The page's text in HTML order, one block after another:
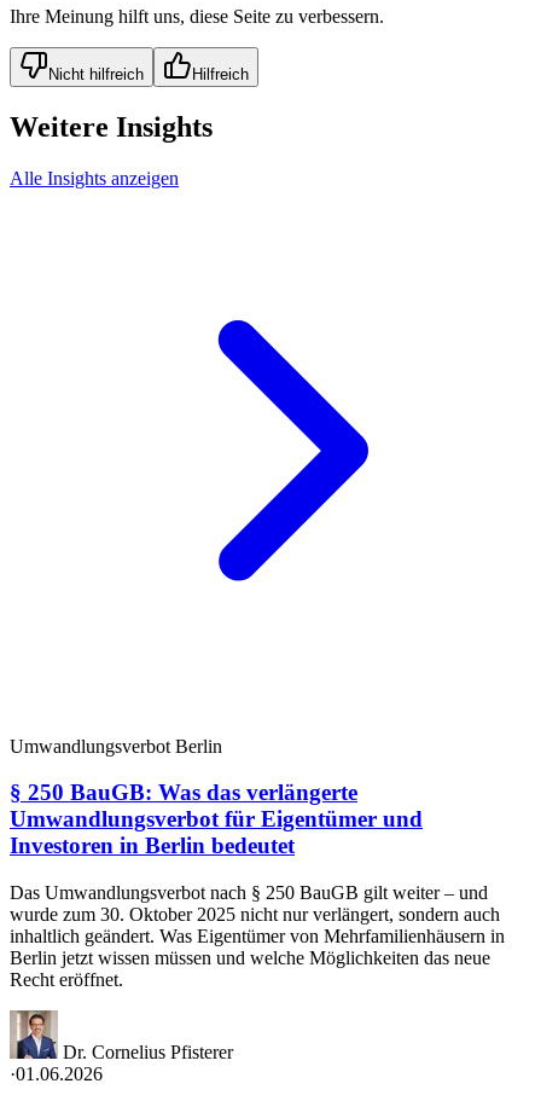
Ihre Meinung hilft uns, diese Seite zu verbessern.
Nicht hilfreich Hilfreich
Weitere Insights
Alle Insights anzeigen
Umwandlungsverbot Berlin
§ 250 BauGB: Was das verlängerte
Umwandlungsverbot für Eigentümer und
Investoren in Berlin bedeutet
Das Umwandlungsverbot nach § 250 BauGB gilt weiter – und
wurde zum 30. Oktober 2025 nicht nur verlängert, sondern auch
inhaltlich geändert. Was Eigentümer von Mehrfamilienhäusern in
Berlin jetzt wissen müssen und welche Möglichkeiten das neue
Recht eröffnet.
Dr. Cornelius Pfisterer
·01.06.2026